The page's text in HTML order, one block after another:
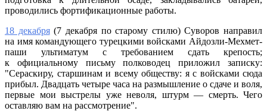
проводились фортификационные работы.
18 декабря(7 декабря по старому стилю) Суворов направил
на имя командующего турецкими войсками Айдозли-Мехмет-
паши ультиматум с требованием сдать крепость;
к официальному письму полководец приложил записку:
"Сераскиру, старшинам и всему обществу: я с войсками сюда
прибыл. Двадцать четыре часа на размышление о сдаче и воля,
первые мои выстрелы уже неволя, штурм — смерть. Чего
оставляю вам на рассмотрение".